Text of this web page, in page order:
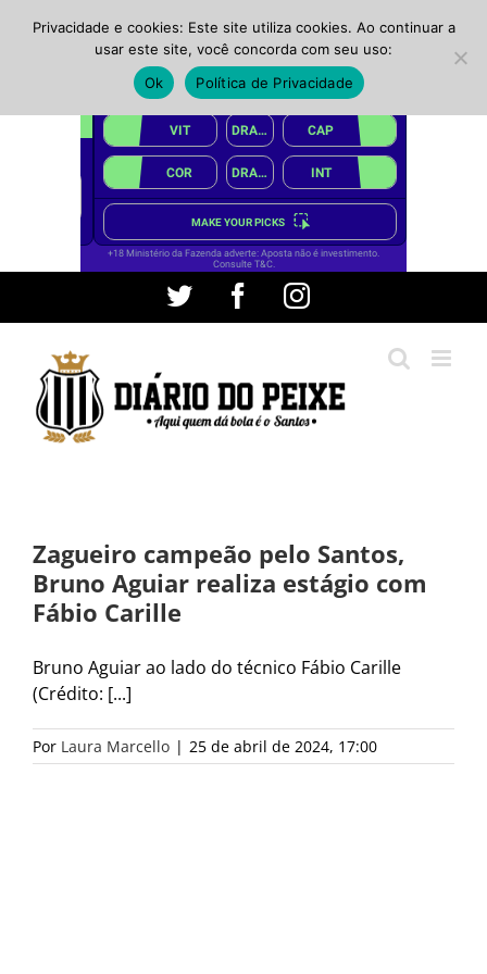
conteúdo
Twitter FacebookInstagram
Zagueiro campeão pelo Santos,
Bruno Aguiar realiza estágio com
Fábio Carille
Bruno Aguiar ao lado do técnico Fábio Carille
(Crédito: [...]
Por Laura Marcello | 25 de abril de 2024, 17:00
Privacidade e cookies: Este site utiliza cookies. Ao continuar a
usar este site, você concorda com seu uso:
Ok
Política de Privacidade